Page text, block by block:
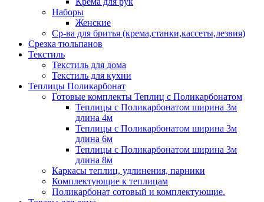
Наборы
Женские
Ср-ва для бритья (крема,станки,кассеты,лезвия)
Срезка тюльпанов
Текстиль
Текстиль для дома
Текстиль для кухни
Теплицы Поликарбонат
Готовые комплекты Теплиц с Поликарбонатом
Теплицы с Поликарбонатом ширина 3м
длина 4м
Теплицы с Поликарбонатом ширина 3м
длина 6м
Теплицы с Поликарбонатом ширина 3м
длина 8м
Каркасы теплиц, удлинения, парники
Комплектующие к теплицам
Поликарбонат сотовый и комплектующие.